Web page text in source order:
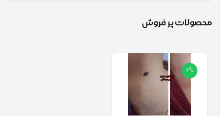
محصولات پر فروش
6%